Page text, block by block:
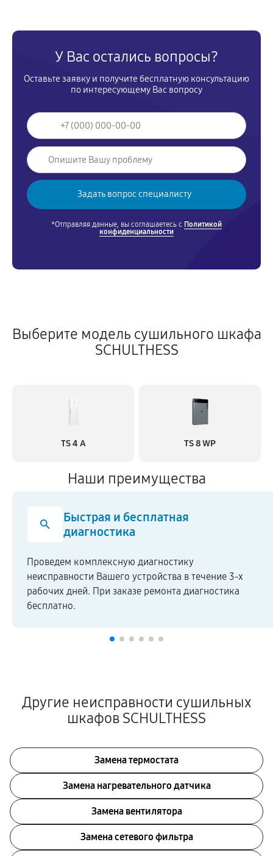
У Вас остались вопросы?
Оставьте заявку и получите бесплатную консультацию
по интересующему Вас вопросу
*Отправляя данные, вы соглашаетесь с Политикой
конфиденциальности
Выберите модель сушильного шкафа
SCHULTHESS
TS 4 A TS 8 WP
Наши преимущества
Быстрая и бесплатная
диагностика
Проведем комплексную диагностику
неисправности Вашего устройства в течение 3-х
рабочих дней. При заказе ремонта диагностика
бесплатно.
Другие неисправности сушильных
шкафов SCHULTHESS
Замена термостата
Замена нагревательного датчика
Замена вентилятора
Замена сетевого фильтра